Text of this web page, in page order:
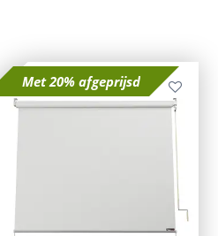
Met 20% afgeprijsd